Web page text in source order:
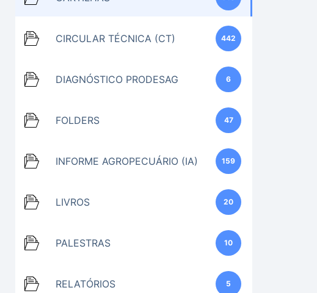
CIRCULAR TÉCNICA (CT) 442
DIAGNÓSTICO PRODESAG 6
FOLDERS 47
INFORME AGROPECUÁRIO (IA) 159
LIVROS 20
PALESTRAS 10
RELATÓRIOS 5